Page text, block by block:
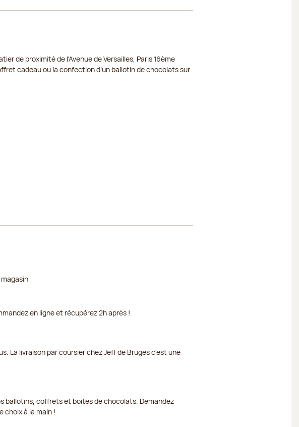
de proximité de l'Avenue de Versailles, Paris 16ème
cadeau ou la confection d’un ballotin de chocolats sur
en ligne et récupérez 2h après !
La livraison par coursier chez Jeff de Bruges c'est une
ballotins, coffrets et boites de chocolats. Demandez
choix à la main !